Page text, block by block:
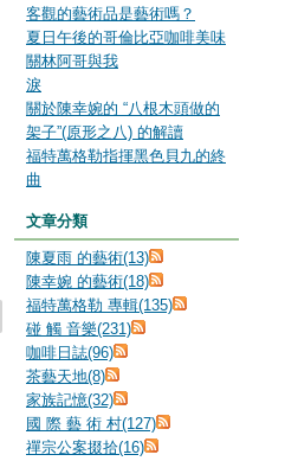
客觀的藝術品是藝術嗎？
夏日午後的哥倫比亞咖啡美味
關林阿哥與我
淚
關於陳幸婉的 “八根木頭做的
架子”(原形之八) 的解讀
福特萬格勒指揮黑色貝九的終
曲
文章分類
陳夏雨 的藝術(13)
陳幸婉 的藝術(18)
福特萬格勒 專輯(135)
碰 觸 音樂(231)
咖啡日誌(96)
茶藝天地(8)
家族記憶(32)
國 際 藝 術 村(127)
禪宗公案掇拾(16)